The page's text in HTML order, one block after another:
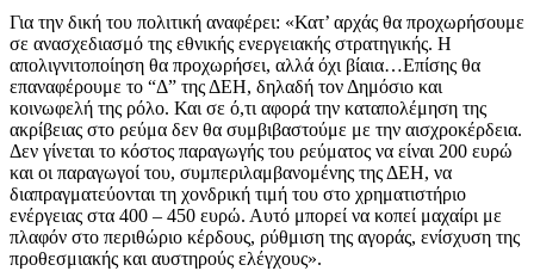
Για την δική του πολιτική αναφέρει: «Κατ’ αρχάς θα προχωρήσουμε
σε ανασχεδιασμό της εθνικής ενεργειακής στρατηγικής. Η
απολιγνιτοποίηση θα προχωρήσει, αλλά όχι βίαια…Επίσης θα
επαναφέρουμε το “Δ” της ΔΕΗ, δηλαδή τον Δημόσιο και
κοινωφελή της ρόλο. Και σε ό,τι αφορά την καταπολέμηση της
ακρίβειας στο ρεύμα δεν θα συμβιβαστούμε με την αισχροκέρδεια.
Δεν γίνεται το κόστος παραγωγής του ρεύματος να είναι 200 ευρώ
και οι παραγωγοί του, συμπεριλαμβανομένης της ΔΕΗ, να
διαπραγματεύονται τη χονδρική τιμή του στο χρηματιστήριο
ενέργειας στα 400 – 450 ευρώ. Αυτό μπορεί να κοπεί μαχαίρι με
πλαφόν στο περιθώριο κέρδους, ρύθμιση της αγοράς, ενίσχυση της
προθεσμιακής και αυστηρούς ελέγχους».